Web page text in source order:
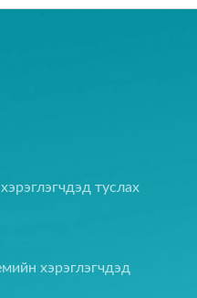
туслах
хэрэглэгчдэд